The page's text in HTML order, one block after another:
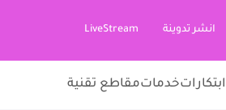
انشر تدوينة LiveStream
ابتكاراتخدماتمقاطع تقنية